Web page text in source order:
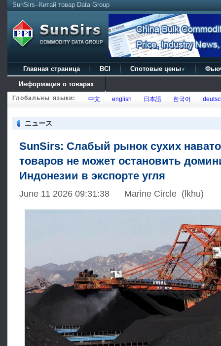
SunSirs--Китай товар Data Group
Главная страница BCI Спотовые цены ▼
Информация о товарах
Глобальны языки: 中文 english 日本語 한국어
ニュース
SunSirs: Слабый рынок сухих
товаров не может остановить
Индонезии в экспорте угля
June 11 2026 09:31:38 Marine Circle (lkhu)